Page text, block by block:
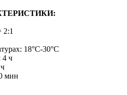
2:1
18°С-30°С
4 ч
мин